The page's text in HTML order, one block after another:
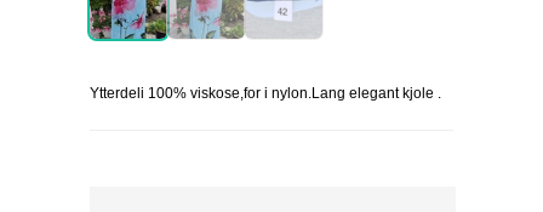
Ytterdeli 100% viskose,for i nylon.Lang elegant kjole .